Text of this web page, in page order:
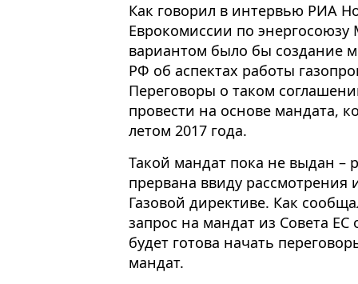
Как говорил в интервью РИА
Еврокомиссии по
вариантом было бы создание
РФ об аспектах работы
Переговоры о таком
провести на основе мандата,
летом 2017 года.
Такой мандат пока не выдан –
прервана ввиду рассмотрения
Газовой директиве. Как
запрос на мандат из Совета
будет готова начать
мандат.